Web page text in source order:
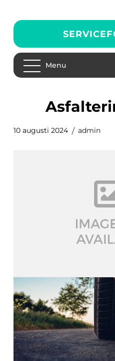
Menu
10 augusti 2024 admin